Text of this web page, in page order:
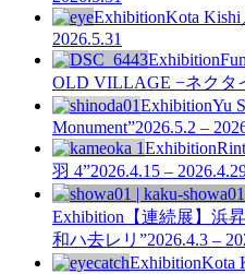
ExhibitionKota Kishi
2026.5.31
Exhibition
OLD VILLAGE −ネクタ
ExhibitionYu
Monument”2026.5.2 –
Exhibition
羽 4”2026.4.15 –
Exhibition 【連続展】浜
和ハ去レリ”2026.4.3 –
ExhibitionKota